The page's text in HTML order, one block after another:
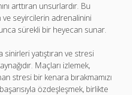
arttıran unsurlardır. Bu
ve seyircilerin adrenalinini
sürekli bir heyecan sunar.
sinirleri yatıştıran ve stresi
Maçları izlemek,
stresi bir kenara bırakmamızı
özdeşleşmek, birlikte